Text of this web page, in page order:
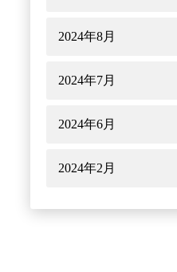
2024年8月
2024年7月
2024年6月
2024年2月